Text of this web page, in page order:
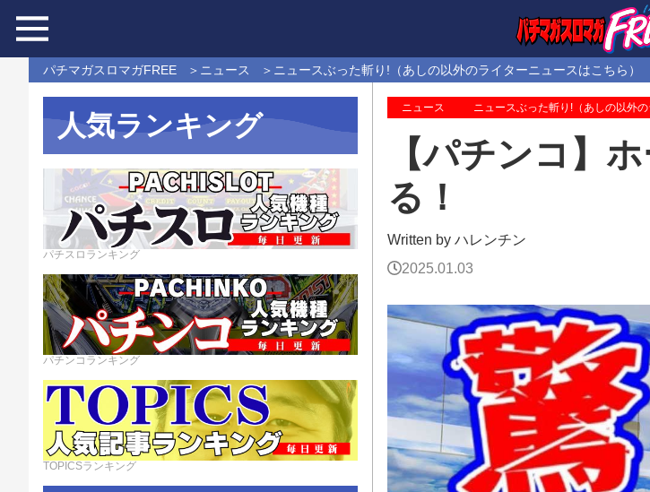
パチマガスロマガFREE ニュース ニュースぶった斬り!（あしの以外のライターニュースはこちら）
ニュース ニュースぶった斬り!（あしの以外
【パチンコ】
る！
Written by ハレンチン
2025.01.03
人気ランキング
パチスロランキング
パチンコランキング
TOPICSランキング